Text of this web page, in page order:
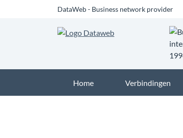
DataWeb - Business network provider
Home Verbindingen